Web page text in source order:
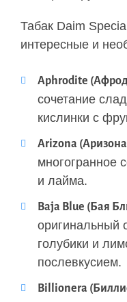
Табак Daim
интересные и
Aphrodite
сочетание
кислинки с
Arizona
многогранное
и лайма.
Baja Blue (Бая
оригинальный
голубики и
послевкусием.
Billionera